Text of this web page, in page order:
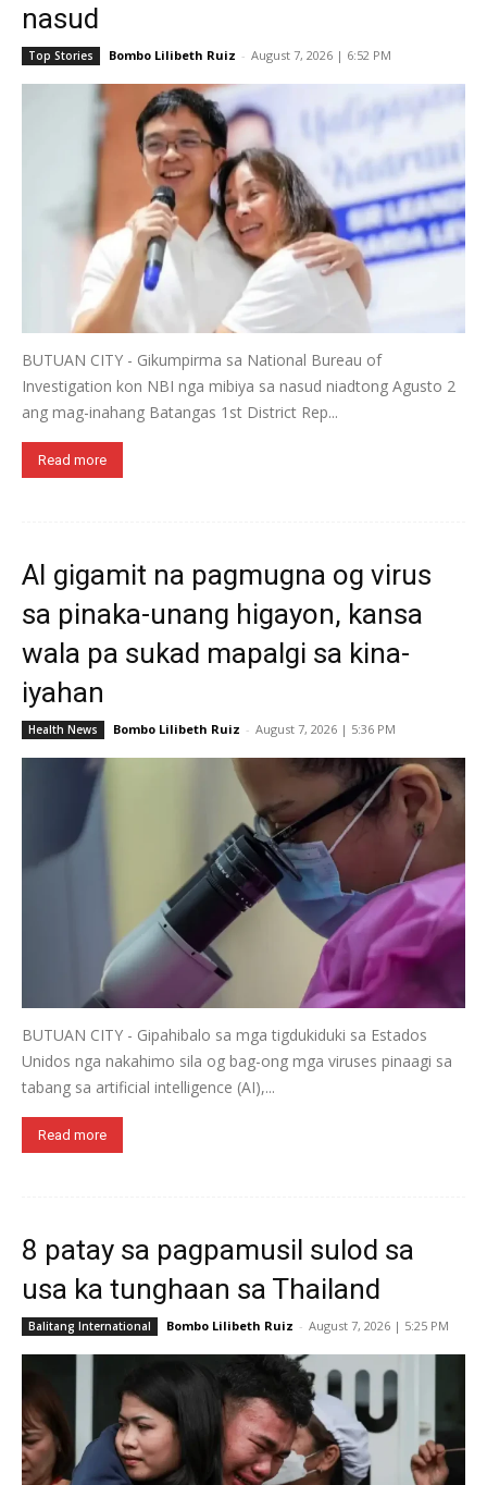
nasud
Top Stories Bombo Lilibeth Ruiz - August 7, 2026 | 6:52 PM
BUTUAN CITY - Gikumpirma sa National Bureau of
Investigation kon NBI nga mibiya sa nasud niadtong Agusto 2
ang mag-inahang Batangas 1st District Rep...
Read more
AI gigamit na pagmugna og virus
sa pinaka-unang higayon, kansa
wala pa sukad mapalgi sa kina-
iyahan
Health News Bombo Lilibeth Ruiz - August 7, 2026 | 5:36 PM
BUTUAN CITY - Gipahibalo sa mga tigdukiduki sa Estados
Unidos nga nakahimo sila og bag-ong mga viruses pinaagi sa
tabang sa artificial intelligence (AI),...
Read more
8 patay sa pagpamusil sulod sa
usa ka tunghaan sa Thailand
Balitang International Bombo Lilibeth Ruiz - August 7, 2026 | 5:25 PM